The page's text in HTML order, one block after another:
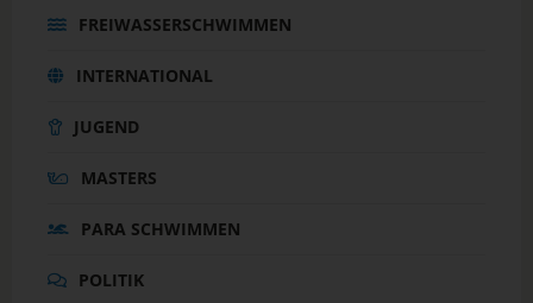
FREIWASSERSCHWIMMEN
INTERNATIONAL
JUGEND
MASTERS
PARA SCHWIMMEN
POLITIK